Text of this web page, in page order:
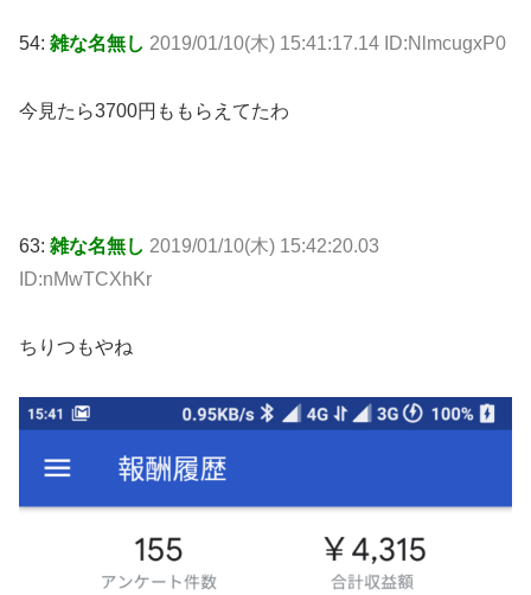
54: 雑な名無し 2019/01/10(木) 15:41:17.14 ID:NlmcugxP0
今見たら3700円ももらえてたわ
63: 雑な名無し 2019/01/10(木) 15:42:20.03
ID:nMwTCXhKr
ちりつもやね